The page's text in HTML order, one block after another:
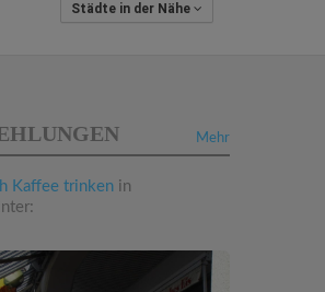
Städte in der Nähe
Mehr
Kaffee trinken in